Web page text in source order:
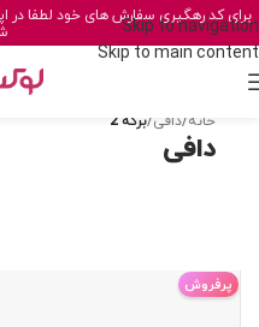
Skip to navigation
Skip to main content
برای کد رهگیری سفارش های خود لطفا در
خانه/دافی/برگه 2
دافی
پرفروش